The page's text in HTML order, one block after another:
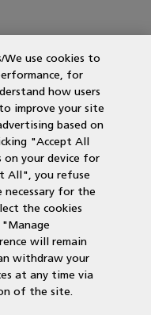
We use cookies to
for
how users
improve your site
based on
"Accept All
on your device for
All", you refuse
for the
the cookies
will remain
withdraw your
at any time via
of the site.